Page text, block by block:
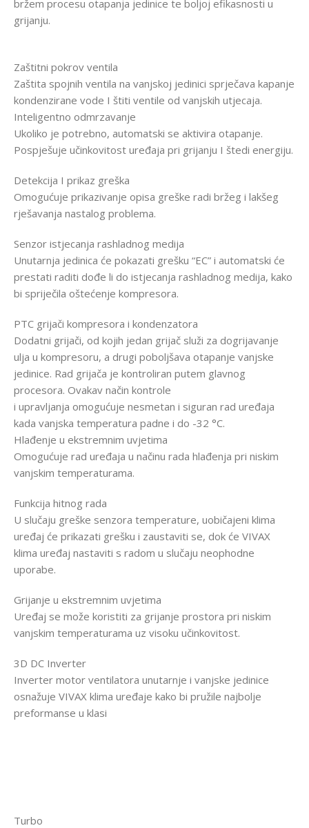
bržem procesu otapanja jedinice te boljoj efikasnosti u
grijanju.
Zaštitni pokrov ventila
Zaštita spojnih ventila na vanjskoj jedinici sprječava kapanje
kondenzirane vode I štiti ventile od vanjskih utjecaja.
Inteligentno odmrzavanje
Ukoliko je potrebno, automatski se aktivira otapanje.
Pospješuje učinkovitost uređaja pri grijanju I štedi energiju.
Detekcija I prikaz greška
Omogućuje prikazivanje opisa greške radi bržeg i lakšeg
rješavanja nastalog problema.
Senzor istjecanja rashladnog medija
Unutarnja jedinica će pokazati grešku “EC” i automatski će
prestati raditi dođe li do istjecanja rashladnog medija, kako
bi spriječila oštećenje kompresora.
PTC grijači kompresora i kondenzatora
Dodatni grijači, od kojih jedan grijač služi za dogrijavanje
ulja u kompresoru, a drugi poboljšava otapanje vanjske
jedinice. Rad grijača je kontroliran putem glavnog
procesora. Ovakav način kontrole
i upravljanja omogućuje nesmetan i siguran rad uređaja
kada vanjska temperatura padne i do -32 °C.
Hlađenje u ekstremnim uvjetima
Omogućuje rad uređaja u načinu rada hlađenja pri niskim
vanjskim temperaturama.
Funkcija hitnog rada
U slučaju greške senzora temperature, uobičajeni klima
uređaj će prikazati grešku i zaustaviti se, dok će VIVAX
klima uređaj nastaviti s radom u slučaju neophodne
uporabe.
Grijanje u ekstremnim uvjetima
Uređaj se može koristiti za grijanje prostora pri niskim
vanjskim temperaturama uz visoku učinkovitost.
3D DC Inverter
Inverter motor ventilatora unutarnje i vanjske jedinice
osnažuje VIVAX klima uređaje kako bi pružile najbolje
preformanse u klasi
Turbo